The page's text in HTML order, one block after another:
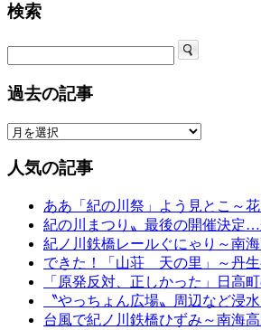
検索
過去の記事
人気の記事
ああ「紀の川祭」よう見とこ～
紀の川まつり〟最後の開催決定
紀ノ川鉄橋レールぐにゃり～南
できた！「山荘 天の里」～丹生
「原発反対、正しかった」日高
〝やっちょん広場〟周辺など浸
台風で紀ノ川鉄橋ひずみ～南海